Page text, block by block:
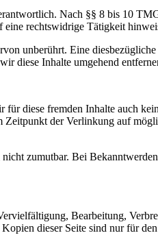
Nach §§ 8 bis 10
eine rechtswidrige Tätigkeit
unberührt. Eine
diese Inhalte umgehend
diese fremden Inhalte auch
der Verlinkung auf
zumutbar. Bei
Bearbeitung,
dieser Seite sind nur für